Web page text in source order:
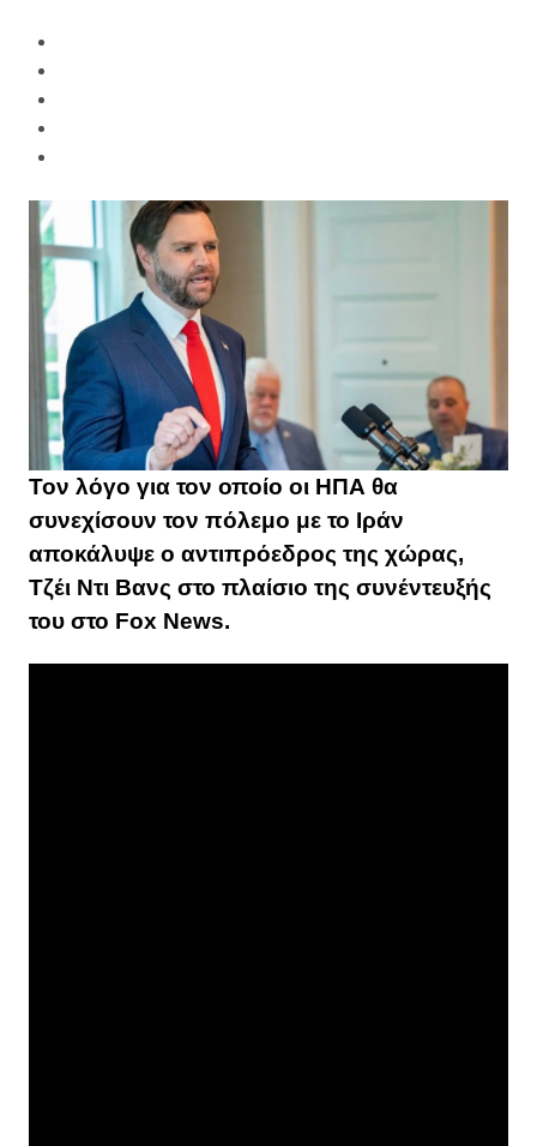
Τον λόγο για τον οποίο οι ΗΠΑ θα
συνεχίσουν τον πόλεμο με το Ιράν
αποκάλυψε ο αντιπρόεδρος της χώρας,
Τζέι Ντι Βανς στο πλαίσιο της συνέντευξής
του στο Fox News.